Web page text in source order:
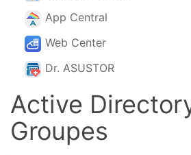
App Central
Web Center
Dr. ASUSTOR
Active
Groupes